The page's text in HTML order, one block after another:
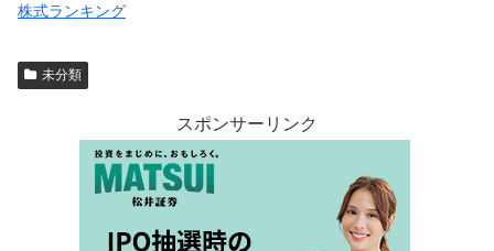
株式ランキング
未分類
スポンサーリンク